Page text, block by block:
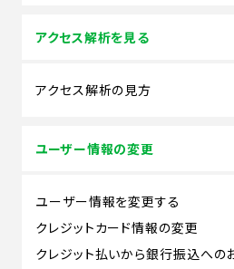
アクセス解析を見る
アクセス解析の見方
ユーザー情報の変更
ユーザー情報を変更する
クレジットカード情報の変更
クレジット払いから銀行振込への